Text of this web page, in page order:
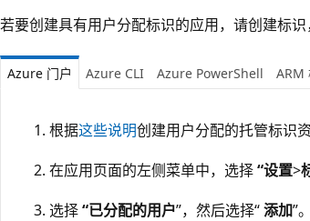
若要创建具有用户分配标识的应用，请创建标
Azure 门户 Azure CLI Azure PowerShell ARM
根据这些说明创建用户分配的托管标识资
在应用页面的左侧菜单中，选择“设置>
选择“已分配的用户”，然后选择“添加”。